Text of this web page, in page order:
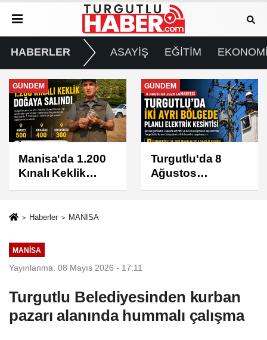
HABERLER ASAYİŞ EĞİTİM
GÜNDEM
Manisa'da 1.200
Kınalı Keklik
Doğaya Salındı
GÜNDEM
Turgutlu'da 8
Ağustos
Cumartesi Günü
Haberler MANİSA
MANİSA
Yayınlanma: 08 Mayıs 2026 - 17:11
Turgutlu Belediyesinden kurban
pazarı alanında hummalı çalışma